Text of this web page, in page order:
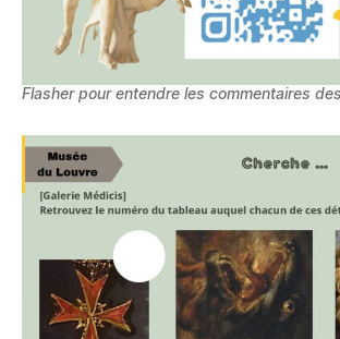
Flasher pour entendre les commentaires